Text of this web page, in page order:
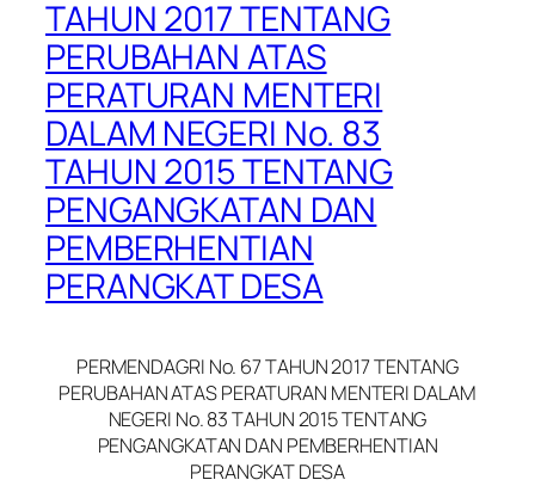
TAHUN 2017 TENTANG
PERUBAHAN ATAS
PERATURAN MENTERI
DALAM NEGERI No. 83
TAHUN 2015 TENTANG
PENGANGKATAN DAN
PEMBERHENTIAN
PERANGKAT DESA
PERMENDAGRI No. 67 TAHUN 2017 TENTANG
PERUBAHAN ATAS PERATURAN MENTERI DALAM
NEGERI No. 83 TAHUN 2015 TENTANG
PENGANGKATAN DAN PEMBERHENTIAN
PERANGKAT DESA